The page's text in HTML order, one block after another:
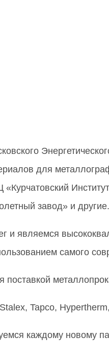
для
завод» и другие.
являемся
самого
Tapco,
каждому новому